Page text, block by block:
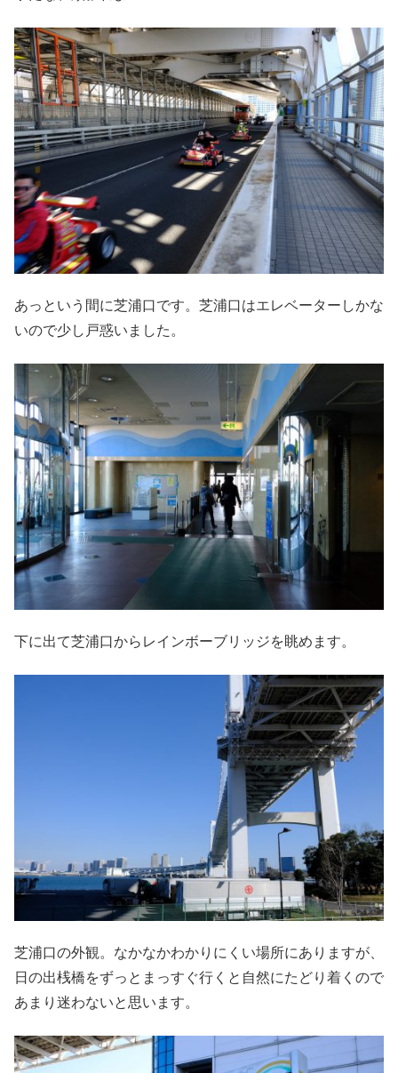
あっという間に芝浦口です。芝浦口はエレベーターしかな
いので少し戸惑いました。
下に出て芝浦口からレインボーブリッジを眺めます。
芝浦口の外観。なかなかわかりにくい場所にありますが、
日の出桟橋をずっとまっすぐ行くと自然にたどり着くので
あまり迷わないと思います。